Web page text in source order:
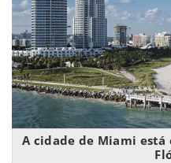
A cidade de Miami